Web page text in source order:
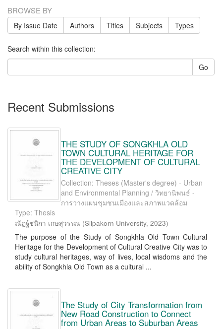
BROWSE BY
By Issue Date Authors Titles Subjects Types
Search within this collection:
Go
Recent Submissions
THE STUDY OF SONGKHLA OLD
TOWN CULTURAL HERITAGE FOR
THE DEVELOPMENT OF CULTURAL
CREATIVE CITY
Collection: Theses (Master's degree) - Urban
and Environmental Planning / วิทยานิพนธ์ -
การวางแผนชุมชนเมืองและสภาพแวดล้อม
Type: Thesis
ณัฏฐ์ชนิกา เกษสุวรรณ (Silpakorn University, 2023)
The purpose of the Study of Songkhla Old Town Cultural
Heritage for the Development of Cultural Creative City was to
study cultural heritages, way of lives, local wisdoms and the
ability of Songkhla Old Town as a cultural ...
The Study of City Transformation from
New Road Construction to Connect
from Urban Areas to Suburban Areas